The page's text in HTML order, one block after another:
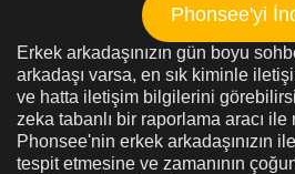
Phonsee'yi
Erkek arkadaşınızın gün boyu
arkadaşı varsa, en sık kiminle
ve hatta iletişim bilgilerini
zeka tabanlı bir raporlama aracı ile
Phonsee'nin erkek arkadaşınızın
tespit etmesine ve zamanının